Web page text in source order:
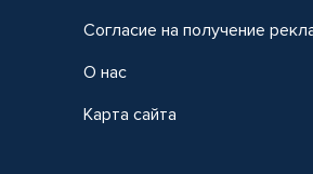
Согласие на получение
О нас
Карта сайта